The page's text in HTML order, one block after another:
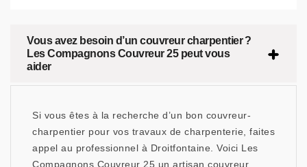
Vous avez besoin d’un couvreur charpentier ?
Les Compagnons Couvreur 25 peut vous
aider
Si vous êtes à la recherche d’un bon couvreur-
charpentier pour vos travaux de charpenterie, faites
appel au professionnel à Droitfontaine. Voici Les
Compagnons Couvreur 25 un artisan couvreur